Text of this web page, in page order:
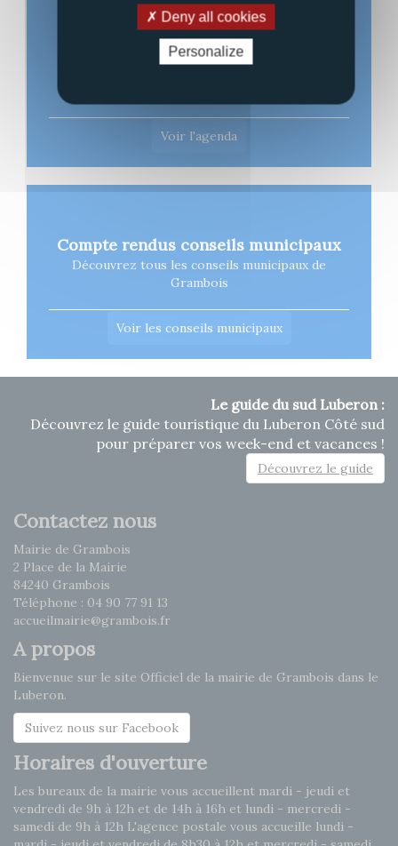
Agenda
Voir l'agenda
Compte rendus conseils municipaux
Découvrez tous les conseils municipaux de
Grambois
Voir les conseils municipaux
Le guide du sud Luberon :
Découvrez le guide touristique du Luberon Côté sud
pour préparer vos week-end et vacances !
Découvrez le guide
Contactez nous
Mairie de Grambois
2 Place de la Mairie
84240 Grambois
Téléphone : 04 90 77 91 13
accueilmairie@grambois.fr
A propos
Bienvenue sur le site Officiel de la mairie de Grambois dans le
Luberon.
Suivez nous sur Facebook
Horaires d'ouverture
Les bureaux de la mairie vous accueillent mardi - jeudi et
vendredi de 9h à 12h et de 14h à 16h et lundi - mercredi -
samedi de 9h à 12h L'agence postale vous accueille lundi -
Deny all cookies
Personalize